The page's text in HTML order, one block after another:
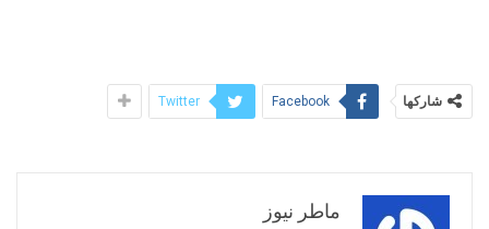
شاركها Facebook
Twitter
ماطر نيوز